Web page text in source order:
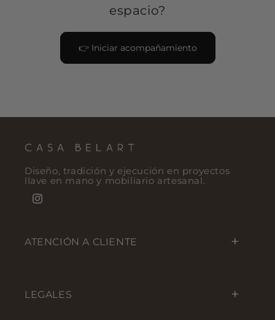
espacio?
👉 Iniciar acompañamiento
Diseño, tradición y ejecución en proyectos
llave en mano y mobiliario artesanal.
Instagram
ATENCIÓN A CLIENTE
LEGALES